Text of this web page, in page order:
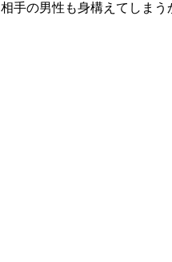
相手の男性も身構えてしまう